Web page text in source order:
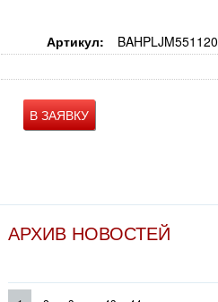
Артикул: BAHPLJM551120
В ЗАЯВКУ
АРХИВ НОВОСТЕЙ